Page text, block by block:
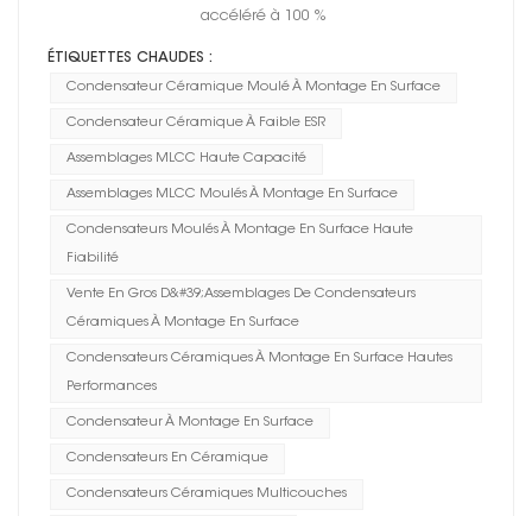
accéléré à 100 %
ÉTIQUETTES CHAUDES :
Condensateur Céramique Moulé À Montage En Surface
Condensateur Céramique À Faible ESR
Assemblages MLCC Haute Capacité
Assemblages MLCC Moulés À Montage En Surface
Condensateurs Moulés À Montage En Surface Haute
Fiabilité
Vente En Gros D&#39;assemblages De Condensateurs
Céramiques À Montage En Surface
Condensateurs Céramiques À Montage En Surface Hautes
Performances
Condensateur À Montage En Surface
Condensateurs En Céramique
Condensateurs Céramiques Multicouches